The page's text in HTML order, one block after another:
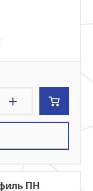
ПН
его